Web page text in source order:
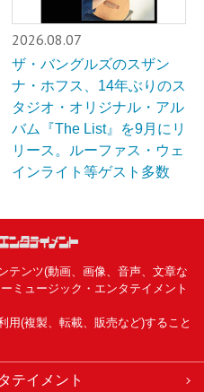
2026.08.07
ザ・バングルズのスザン
ナ・ホフス、14年ぶりのス
タジオ・オリジナル・アル
バム『The List』を9月にリ
リース。ルーファス・ウェ
インライト等ゲスト多数
テンツ(動画、画像、音声、文章な
ミュージック・エンタテイメント
用(複製、転載、販売など)すること
テイメント